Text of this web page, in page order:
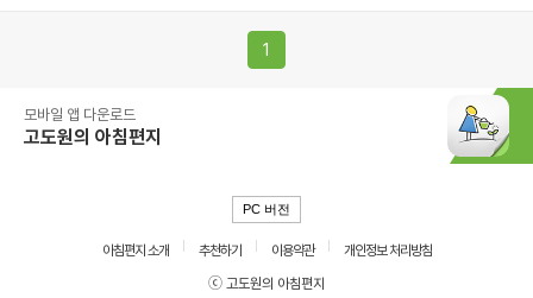
1
모바일 앱 다운로드
고도원의 아침편지
PC 버전
아침편지 소개 추천하기 이용약관
개인정보 처리방침
ⓒ 고도원의 아침편지